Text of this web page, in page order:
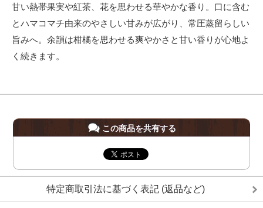
甘い熱帯果実や紅茶、花を思わせる華やかな香り。口に含む
とハマコマチ由来のやさしい甘みが広がり、常圧蒸留らしい
旨みへ。余韻は柑橘を思わせる爽やかさと甘い香りが心地よ
く続きます。
この商品を共有する
特定商取引法に基づく表記 (返品など)